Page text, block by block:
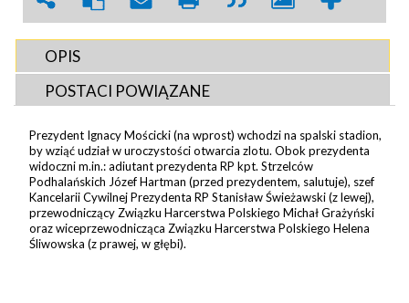
OPIS
POSTACI POWIĄZANE
Prezydent Ignacy Mościcki (na wprost) wchodzi na spalski stadion,
by wziąć udział w uroczystości otwarcia zlotu. Obok prezydenta
widoczni m.in.: adiutant prezydenta RP kpt. Strzelców
Podhalańskich Józef Hartman (przed prezydentem, salutuje), szef
Kancelarii Cywilnej Prezydenta RP Stanisław Świeżawski (z lewej),
przewodniczący Związku Harcerstwa Polskiego Michał Grażyński
oraz wiceprzewodnicząca Związku Harcerstwa Polskiego Helena
Śliwowska (z prawej, w głębi).